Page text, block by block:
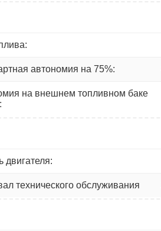
автономия на 75%:
на внешнем топливном баке
двигателя:
технического обслуживания